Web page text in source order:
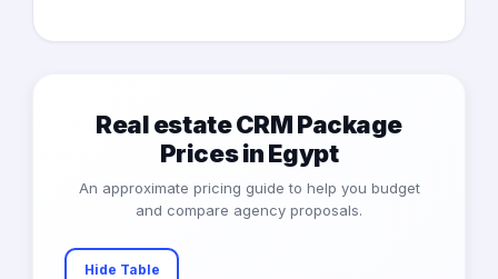
Real estate CRM Package
Prices in Egypt
An approximate pricing guide to help you budget
and compare agency proposals.
Hide Table